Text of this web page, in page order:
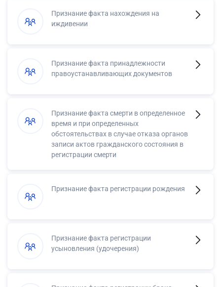
Признание факта нахождения на
иждивении
Признание факта принадлежности
правоустанавливающих документов
Признание факта смерти в определенное
время и при определенных
обстоятельствах в случае отказа органов
записи актов гражданского состояния в
регистрации смерти
Признание факта регистрации рождения
Признание факта регистрации
усыновления (удочерения)